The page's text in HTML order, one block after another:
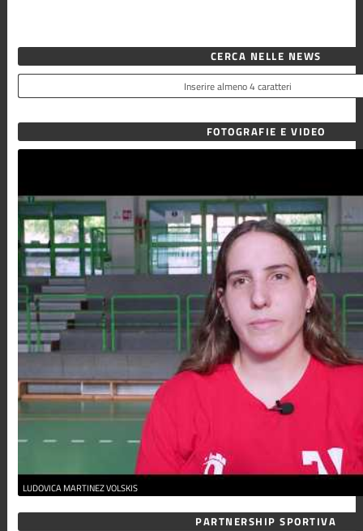
CERCA NELLE NEWS
FOTOGRAFIE E VIDEO
LUDOVICA MARTINEZ VOLSKIS
PARTNERSHIP SPORTIVA